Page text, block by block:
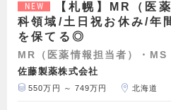
NEW
【札幌】MR（医
科領域/土日祝お休み/年
を保てる◎
MR（医薬情報担当者）・MS
佐藤製薬株式会社
550万円 ～ 749万円 北海道